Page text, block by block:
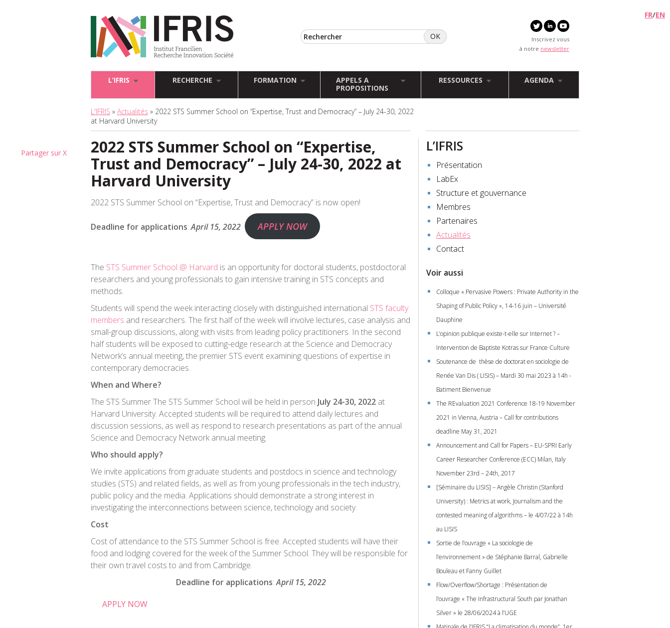
Inscrivez vous
à notre newsletter
FR/EN
L’IFRIS RECHERCHE FORMATION
APPELS A
PROPOSITIONS
RESSOURCES AGENDA
L'IFRIS » Actualités » 2022 STS Summer School on “Expertise, Trust and Democracy” – July 24-30, 2022
at Harvard University
Partager sur X
2022 STS Summer School on “Expertise,
Trust and Democracy” – July 24-30, 2022 at
Harvard University
2022 STS Summer School on “Expertise, Trust and Democracy” is now open!
Deadline for applications:April 15, 2022 APPLY NOW
The STS Summer School @ Harvard is an opportunity for doctoral students, postdoctoral
researchers and young professionals to gain intensive training in STS concepts and
methods.
Students will spend the week interacting closely with distinguished international STS faculty
members and researchers. The first half of the week will involve lectures, case analysis and
small-group discussions, along with visits from leading policy practitioners. In the second
half students will be exposed to cutting-edge research at the Science and Democracy
Network’s annual meeting, the premier STS event examining questions of expertise in
contemporary democracies.
When and Where?
The STS Summer The STS Summer School will be held in person July 24-30, 2022 at
Harvard University. Accepted students will be required to attend daily lectures and
discussion sessions, as well as respond to research presentations as part of the annual
Science and Democracy Network annual meeting.
Who should apply?
We invite applications from graduate students and postdocs in science and technology
studies (STS) and related fields, as well as from young professionals in the tech industry,
public policy and the media. Applications should demonstrate a strong interest in
investigating the interconnections between science, technology and society.
Cost
Cost of attendance to the STS Summer School is free. Accepted students will have their
food and lodging covered for the week of the Summer School. They will be responsible for
their own travel costs to and from Cambridge.
Deadline for applications:April 15, 2022
APPLY NOW
L’IFRIS
Présentation
LabEx
Structure et gouvernance
Membres
Partenaires
Actualités
Contact
Voir aussi
Colloque « Pervasive Powers : Private Authority in the
Shaping of Public Policy », 14-16 juin – Université
Dauphine
L’opinion publique existe-t-elle sur Internet ? –
Intervention de Baptiste Kotras sur France Culture
Soutenance de thèse de doctorat en sociologie de
Renée Van Dis ( LISIS) – Mardi 30 mai 2023 à 14h -
Batiment Bienvenue
The REvaluation 2021 Conference 18-19 November
2021 in Vienna, Austria – Call for contributions
deadline May 31, 2021
Announcement and Call for Papers – EU-SPRI Early
Career Researcher Conference (ECC) Milan, Italy
November 23rd – 24th, 2017
[Séminaire du LISIS] – Angèle Christin (Stanford
University) : Metrics at work, Journalism and the
contested meaning of algorithms – le 4/07/22 à 14h
au LISIS
Sortie de l’ouvrage « La sociologie de
l’environnement » de Stéphanie Barral, Gabrielle
Bouleau et Fanny Guillet
Flow/Overflow/Shortage : Présentation de
l’ouvrage « The Infrastructural South par Jonathan
Silver » le 28/06/2024 à l’UGE